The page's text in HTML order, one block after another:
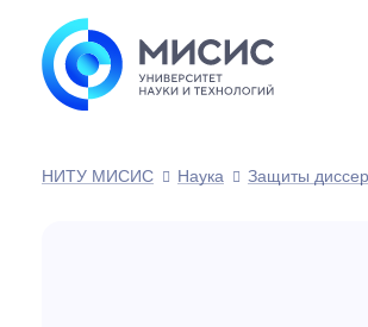
НИТУ МИСИС
Наука Защиты